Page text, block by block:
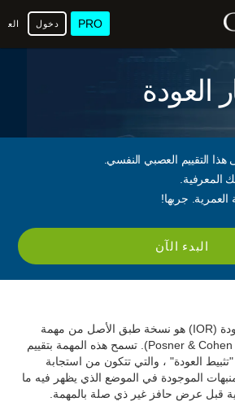
PRO دخول
العودة
التقييم العصبي النفسي.
المعرفية.
العمرية. جربها!
البدء الآن
اختبار CogniFit لمنع العودة (IOR) هو نسخة طبق الأصل من مهمة
متجانسة اللفظ (Posner & Cohen ، 1984). تسمح هذه المهمة بتقييم
العودة" ، والتي تتكون من استجابة
الموجودة في الموضع الذي يظهر فيه ما